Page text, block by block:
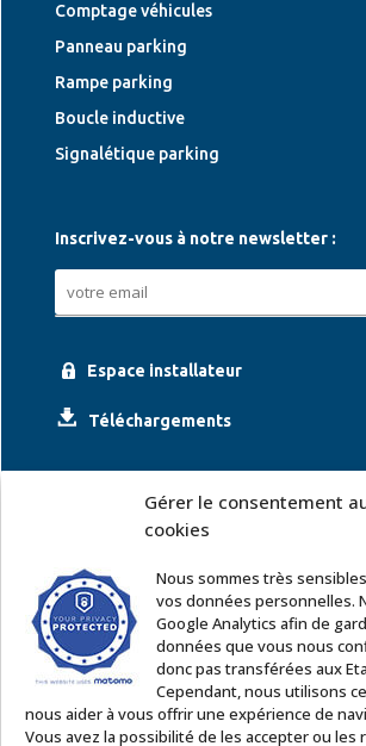
Gérer le consentement
cookies
Nous sommes très
vos données personnelles.
Google Analytics afin de
données que vous nous
donc pas transférées aux
Cependant, nous utilisons
nous aider à vous offrir une expérience de
Vous avez la possibilité de les accepter ou les
Comptage véhicules
Panneau parking
Rampe parking
Boucle inductive
Signalétique parking
Inscrivez-vous à notre newsletter :
Espace installateur
Téléchargements
ACCOR SOLUTIONS
2 rue Léonard de Vinci – 91220 Le
Tél. : 01 60 85 64 62
Email:commercial@accor-